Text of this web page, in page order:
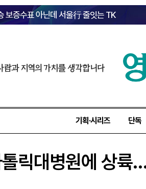
보증수표 아닌데 서울行 줄잇는 TK
람과 지역의 가치를 생각합니다
기획·시리즈 단독
톨릭대병원에 상